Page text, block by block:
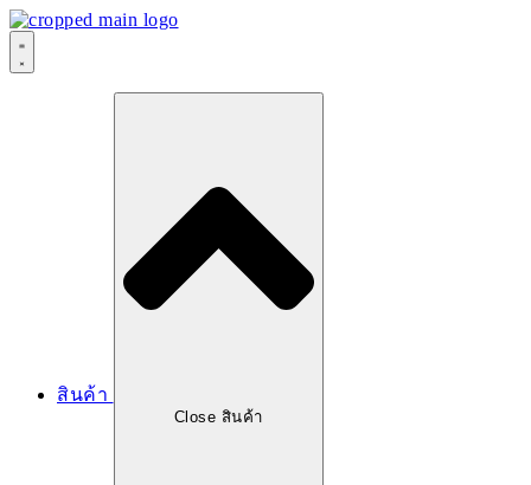
สินค้า
Close สินค้า